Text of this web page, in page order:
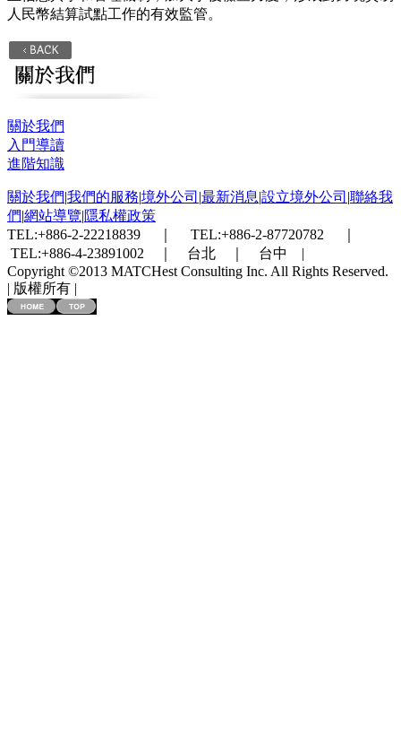
人民幣結算試點工作的有效監管。
關於我們
入門導讀
進階知識
關於我們|我們的服務|境外公司 |最新消息|設立境外公司 |聯絡我
們|網站導覽|隱私權政策
TEL:+886-2-22218839 ｜ TEL:+886-2-87720782 ｜
TEL:+886-4-23891002 ｜ 台北 ｜ 台中 |
Copyright ©2013 MATCHest Consulting Inc. All Rights Reserved.
| 版權所有 |